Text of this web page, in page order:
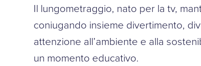
Il lungometraggio, nato per la tv,
coniugando insieme divertimento,
attenzione all’ambiente e alla
un momento educativo.